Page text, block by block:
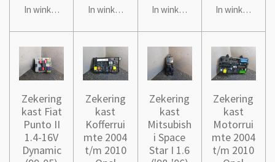
In winkelwagen In winkelwagen In winkelwagen In winkelwagen
Zekering
kast Fiat
Punto II
1.4-16V
Dynamic
Zekering
kast
Kofferrui
mte 2004
t/m 2010
Zekering
kast
Mitsubish
i Space
Star I 1.6
Zekering
kast
Motorrui
mte 2004
t/m 2010